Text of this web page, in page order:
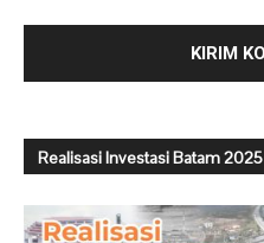
Realisasi Investasi Batam 2025